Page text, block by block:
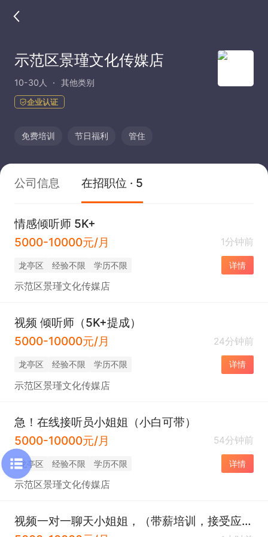
示范区景瑾文化传媒店
10-30人 其他类别
企业认证
免费培训 节日福利 管住
公司信息 在招职位 · 5
情感倾听师 5K+
5000-10000元/月
1分钟前
龙亭区 经验不限 学历不限 详情
示范区景瑾文化传媒店
视频 倾听师（5K+提成）
5000-10000元/月
24分钟前
龙亭区 经验不限 学历不限 详情
示范区景瑾文化传媒店
急！在线接听员小姐姐（小白可带）
5000-10000元/月
54分钟前
龙亭区 经验不限 学历不限 详情
示范区景瑾文化传媒店
视频一对一聊天小姐姐，（带薪培训，接受应届生）